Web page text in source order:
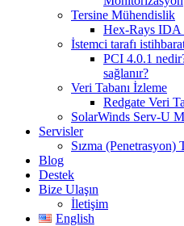
Tersine Mühendislik
Hex-Rays IDA
İstemci tarafı
PCI 4.0.1
sağlanır?
Veri Tabanı İzleme
Redgate Veri
SolarWinds Serv-U
Servisler
Sızma (Penetrasyon)
Blog
Destek
Bize Ulaşın
İletişim
English